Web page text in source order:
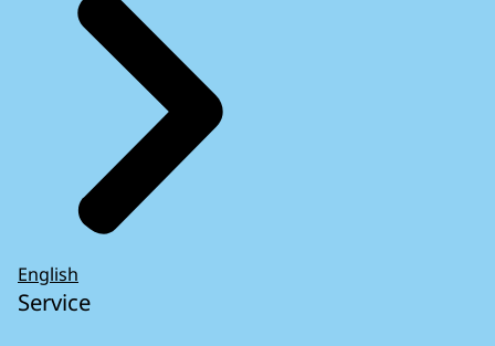
English
Service